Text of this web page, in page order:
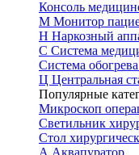
Консоль
М Монитор
Н Наркозный
С Система
Система
Ц Центральная
Популярные
Микроскоп
Светильник
Стол
А Аквапуратор